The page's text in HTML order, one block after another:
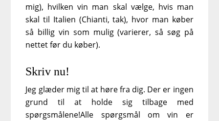
mig), hvilken vin man skal vælge, hvis man
skal til Italien (Chianti, tak), hvor man køber
så billig vin som mulig (varierer, så søg på
nettet før du køber).
Skriv nu!
Jeg glæder mig til at høre fra dig. Der er ingen
grund til at holde sig tilbage med
spørgsmålene!Alle spørgsmål om vin er